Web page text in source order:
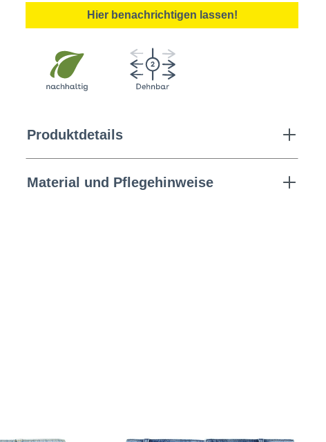
Hier benachrichtigen lassen!
Produktdetails
Material und Pflegehinweise